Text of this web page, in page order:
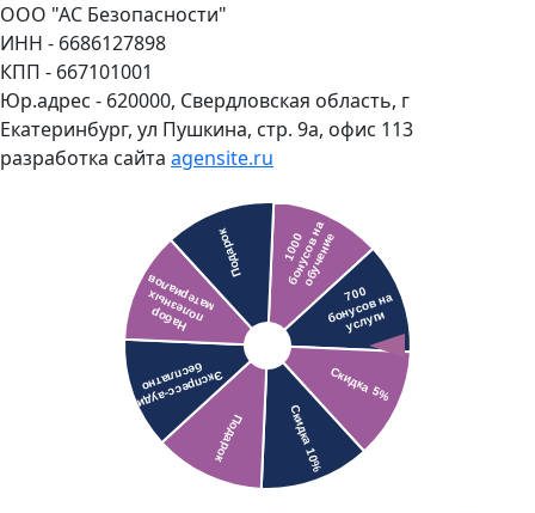
ООО "АС Безопасности"
ИНН - 6686127898
КПП - 667101001
Юр.адрес - 620000, Свердловская область, г
Екатеринбург, ул Пушкина, стр. 9а, офис 113
разработка сайта agensite.ru